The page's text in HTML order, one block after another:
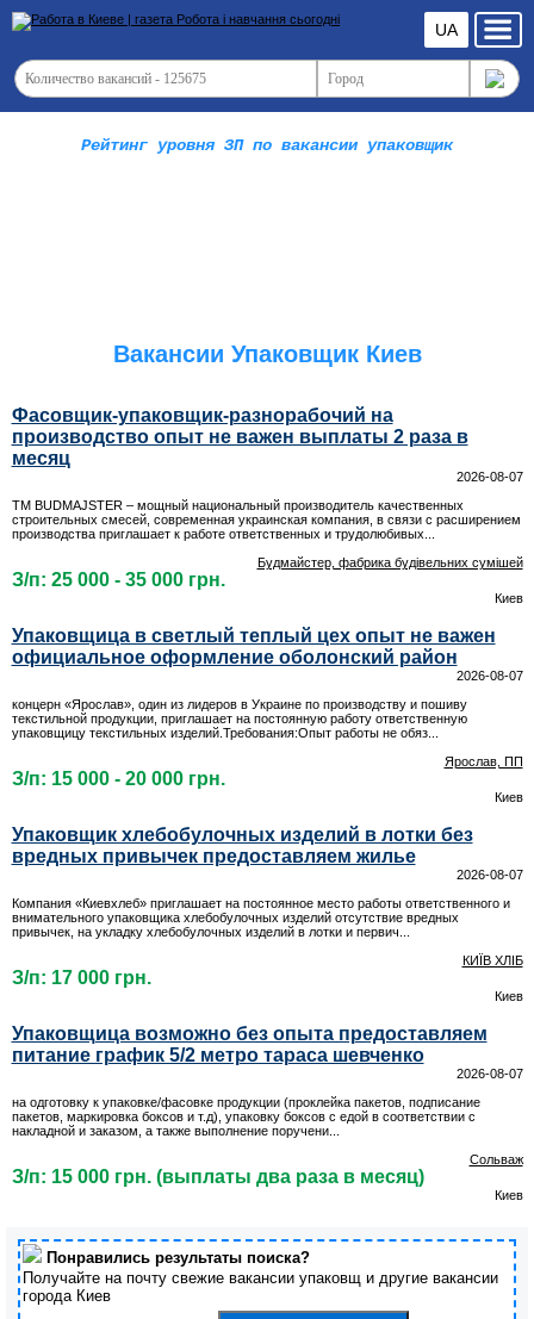
UA
Рейтинг уровня ЗП по вакансии упаковщик
Вакансии Упаковщик Киев
Фасовщик-упаковщик-разнорабочий на
производство опыт не важен выплаты 2 раза в
месяц
2026-08-07
ТМ BUDMAJSTER – мощный национальный производитель качественных
строительных смесей, современная украинская компания, в связи с расширением
производства приглашает к работе ответственных и трудолюбивых...
Будмайстер, фабрика будівельних сумішей
З/п: 25 000 - 35 000 грн.
Киев
Упаковщица в светлый теплый цех опыт не важен
официальное оформление оболонский район
2026-08-07
концерн «Ярослав», один из лидеров в Украине по производству и пошиву
текстильной продукции, приглашает на постоянную работу ответственную
упаковщицу текстильных изделий.Требования:Опыт работы не обяз...
Ярослав, ПП
З/п: 15 000 - 20 000 грн.
Киев
Упаковщик хлебобулочных изделий в лотки без
вредных привычек предоставляем жилье
2026-08-07
Компания «Киевхлеб» приглашает на постоянное место работы ответственного и
внимательного упаковщика хлебобулочных изделий отсутствие вредных
привычек, на укладку хлебобулочных изделий в лотки и первич...
КИЇВ ХЛІБ
З/п: 17 000 грн.
Киев
Упаковщица возможно без опыта предоставляем
питание график 5/2 метро тараса шевченко
2026-08-07
на одготовку к упаковке/фасовке продукции (проклейка пакетов, подписание
пакетов, маркировка боксов и т.д), упаковку боксов с едой в соответствии с
накладной и заказом, а также выполнение поручени...
Сольваж
З/п: 15 000 грн. (выплаты два раза в месяц)
Киев
Понравились результаты поиска?
Получайте на почту свежие вакансии упаковщ и другие вакансии
города Киев